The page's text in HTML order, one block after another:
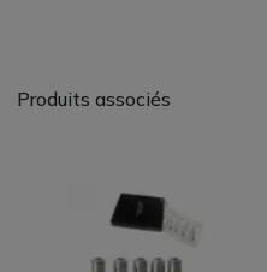
Produits associés